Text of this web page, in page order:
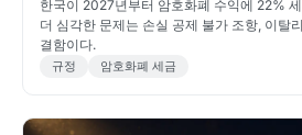
한국이 2027년부터 암호화폐 수익에 22%
더 심각한 문제는 손실 공제 불가 조항, 이탈
결함이다.
규정 암호화폐 세금